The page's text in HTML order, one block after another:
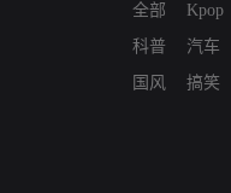
全部
科普
国风
Kpop
汽车
搞笑